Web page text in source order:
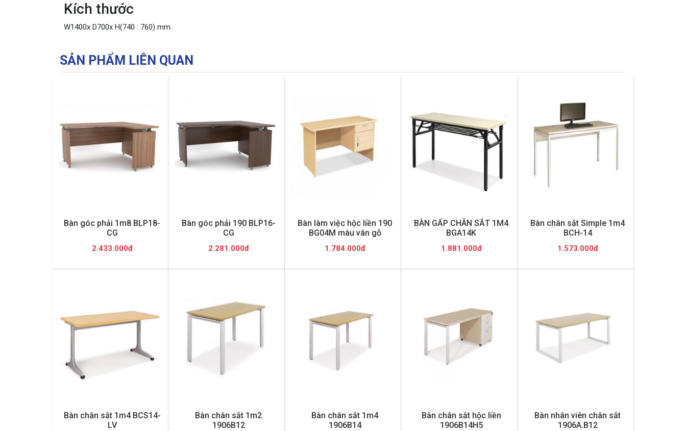
Kích thước
W1400x D700x H(740 : 760) mm.
SẢN PHẨM LIÊN QUAN
Bàn góc phải 1m8 BLP18-
CG
2.433.000đ
Bàn góc phải 190 BLP16-
CG
2.281.000đ
Bàn làm việc hộc liền 190
BG04M màu vân gỗ
1.784.000đ
BÀN GẤP CHÂN SẮT 1M4
BGA14K
1.881.000đ
Bàn chân sắt Simple 1m4
BCH-14
1.573.000đ
Bàn chân sắt 1m4 BCS14-
LV
Bàn chân sắt 1m2
1906B12
Bàn chân sắt 1m4
1906B14
Bàn chân sắt hộc liền
1906B14H5
Bàn nhân viên chân sắt
1906A.B12